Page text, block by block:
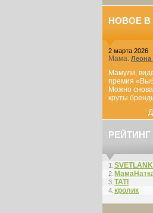
НОВОЕ В
2 марта 2026
Мама: Леона
Мамули,
премия
Можно
круты
1.
2.
3. ТАТI
4. кролик